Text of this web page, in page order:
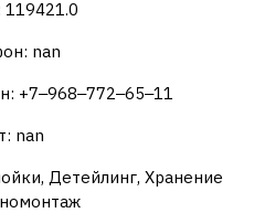
nan
+7‒968‒772‒65‒11
nan
Детейлинг, Хранение